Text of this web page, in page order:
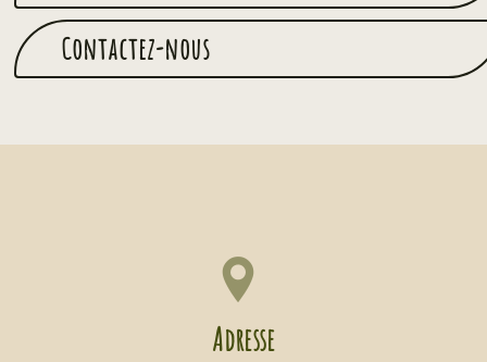
Contactez-nous
Adresse